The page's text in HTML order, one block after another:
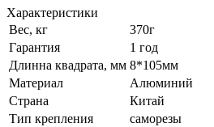
Характеристики
Вес, кг
370г
Гарантия
1 год
Длинна квадрата, мм 8*105мм
Материал
Алюминий
Страна
Китай
Тип крепления
саморезы